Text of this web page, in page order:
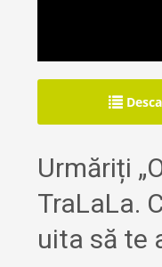
Urmăriți
TraLaLa.
uita să te